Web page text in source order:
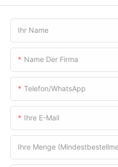
Ihr Name
Name Der Firma
Telefon/WhatsApp
Ihre E-Mail
Ihre Menge